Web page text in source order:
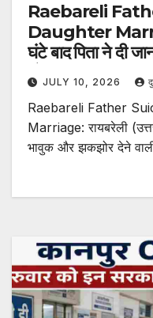
Raebareli
Daughter
घंटे बाद पिता ने दी
परेशान
JULY 10, 2026
Raebareli Father
Marriage: रायबरेली
भावुक और झकझोर देने